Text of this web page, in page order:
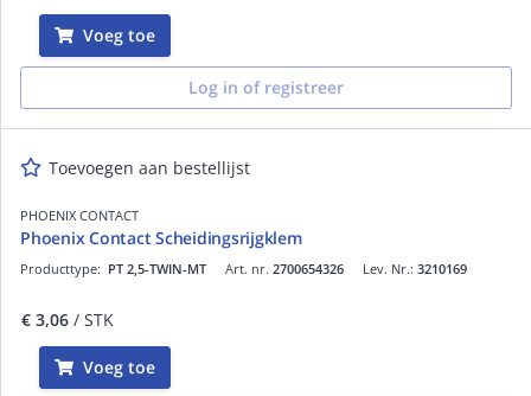
Voeg toe
Log in of registreer
Toevoegen aan bestellijst
PHOENIX CONTACT
Phoenix Contact Scheidingsrijgklem
Art. nr. 2700654326
Producttype: PT 2,5-TWIN-MT Lev. Nr.: 3210169
€ 3,06 / STK
Voeg toe